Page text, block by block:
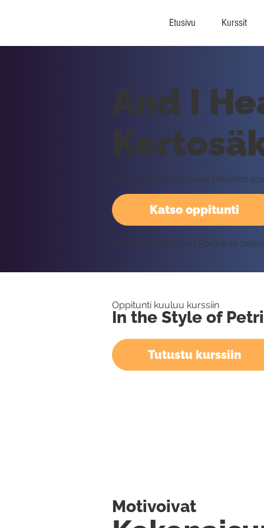
Etusivu Kurssit
Katso oppitunti
And I
Tällä oppitunnilla Juho Pitkänen
Vaatii kirjautumisen Rockway
Oppitunti kuuluu kurssiin
In the Style of
Tutustu kurssiin
Motivoivat